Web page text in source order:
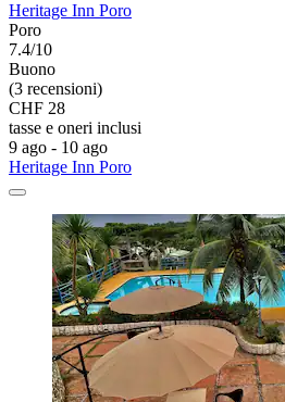
Heritage Inn Poro
Poro
7.4/10
Buono
(3 recensioni)
CHF 28
tasse e oneri inclusi
9 ago - 10 ago
Heritage Inn Poro